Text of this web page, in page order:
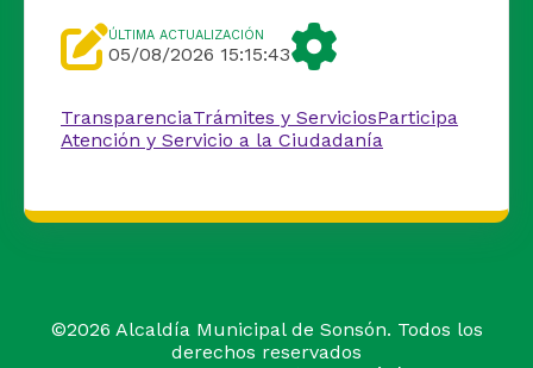
ÚLTIMA ACTUALIZACIÓN
05/08/2026 15:15:43
TransparenciaTrámites y ServiciosParticipa
Atención y Servicio a la Ciudadanía
©2026 Alcaldía Municipal de Sonsón. Todos los
derechos reservados